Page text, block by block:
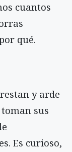
cuantos
qué.
y arde
sus
Es curioso,